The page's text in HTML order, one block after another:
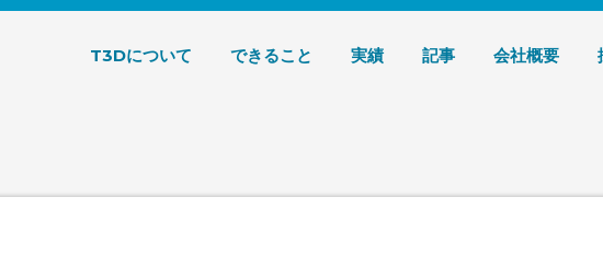
ラフィックデザイン 株式会社T3デザイン
T3Dについて できること 実績 記事 会社概要